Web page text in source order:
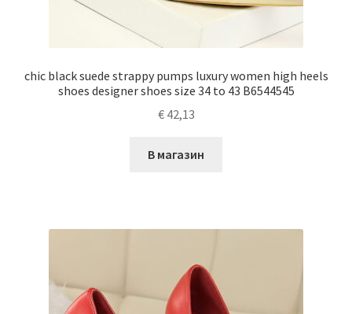
chic black suede strappy pumps luxury women high heels
shoes designer shoes size 34 to 43 B6544545
€42,13
В магазин